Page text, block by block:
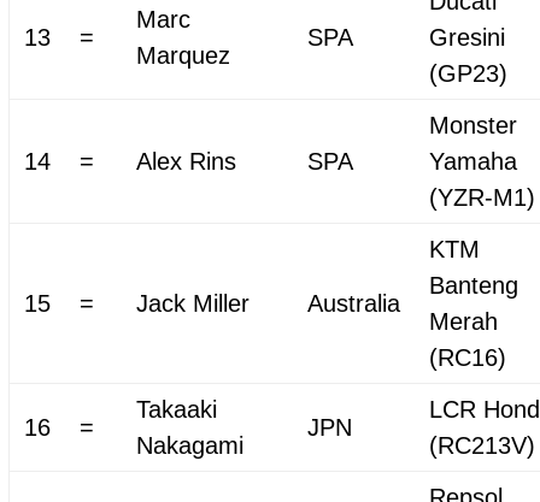
13 =
Marc
Marquez
SPA
Gresini
(GP23)
14 = Alex Rins SPA
Monster
Yamaha
(YZR-M1)
15 = Jack Miller Australia
KTM
Banteng
Merah
(RC16)
16 =
Takaaki
Nakagami
JPN
LCR
(RC213V)
Repsol